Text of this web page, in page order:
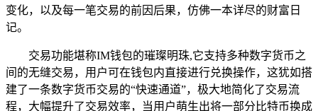
变化，以及每一笔交易的前因后果，仿佛一本详尽的财富日
记。
交易功能堪称IM钱包的璀璨明珠,它支持多种数字货币之
间的无缝交易，用户可在钱包内直接进行兑换操作，这犹如搭
建了一条数字货币交易的“快速通道”，极大地简化了交易流
程，大幅提升了交易效率，当用户萌生出将一部分比特币换成